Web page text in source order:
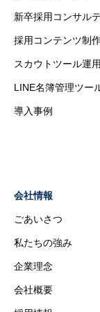
新卒採用コンサル
採用コンテンツ制
スカウトツール運
LINE名簿管理ツー
導入事例
会社情報
ごあいさつ
私たちの強み
企業理念
会社概要